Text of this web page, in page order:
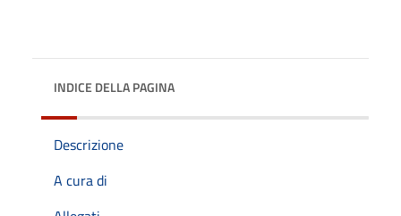
INDICE DELLA PAGINA
Descrizione
A cura di